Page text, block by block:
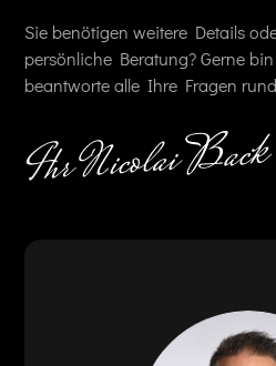
Sie benötigen weitere Details
persönliche Beratung? Gerne
beantworte alle Ihre Fragen